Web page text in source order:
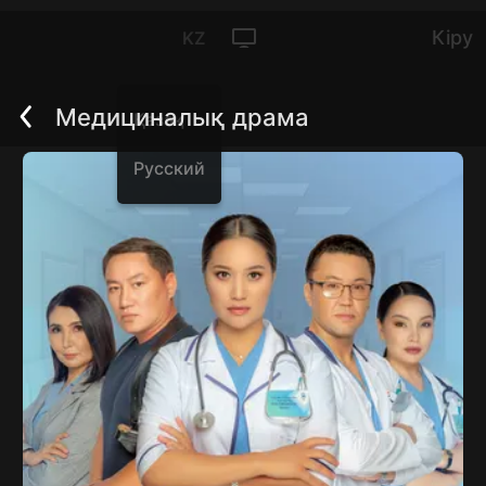
KZ
Қазақ
Русский
Кіру
Медициналық драма